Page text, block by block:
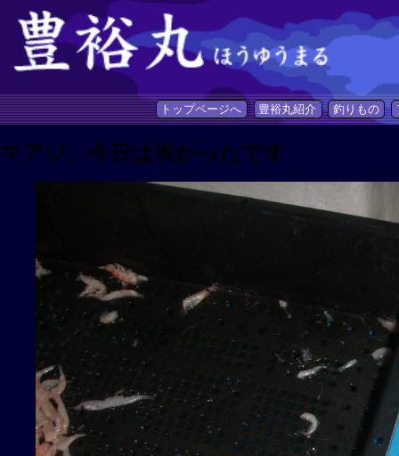
トップページへ 豊裕丸紹介 釣りもの
マアジ、今日は渋かったです